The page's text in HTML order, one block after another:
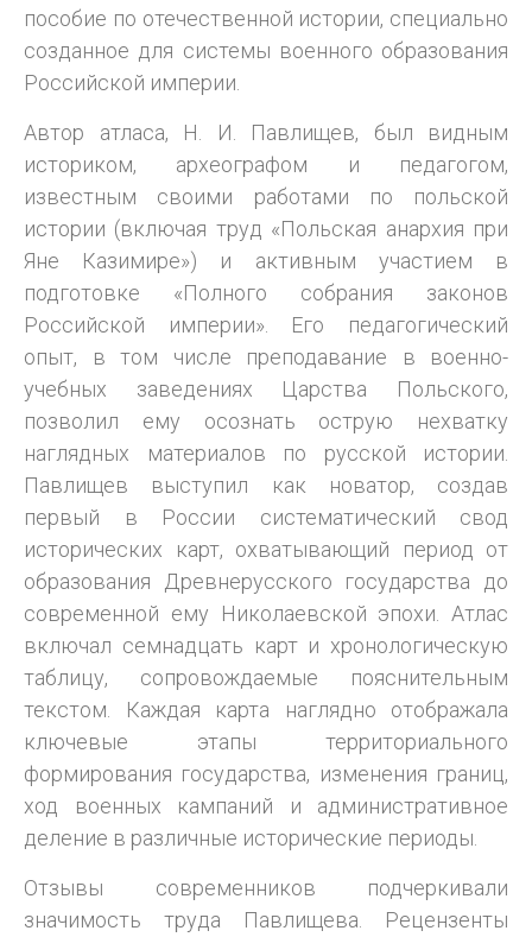
пособие по отечественной истории, специально
созданное для системы военного образования
Российской империи.
Автор атласа, Н. И. Павлищев, был видным
историком, археографом и педагогом,
известным своими работами по польской
истории (включая труд «Польская анархия при
Яне Казимире») и активным участием в
подготовке «Полного собрания законов
Российской империи». Его педагогический
опыт, в том числе преподавание в военно-
учебных заведениях Царства Польского,
позволил ему осознать острую нехватку
наглядных материалов по русской истории.
Павлищев выступил как новатор, создав
первый в России систематический свод
исторических карт, охватывающий период от
образования Древнерусского государства до
современной ему Николаевской эпохи. Атлас
включал семнадцать карт и хронологическую
таблицу, сопровождаемые пояснительным
текстом. Каждая карта наглядно отображала
ключевые этапы территориального
формирования государства, изменения границ,
ход военных кампаний и административное
деление в различные исторические периоды.
Отзывы современников подчеркивали
значимость труда Павлищева. Рецензенты